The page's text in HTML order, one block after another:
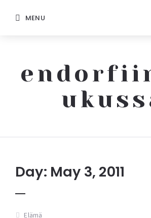
MENU
Day: May 3, 2011
Elämä